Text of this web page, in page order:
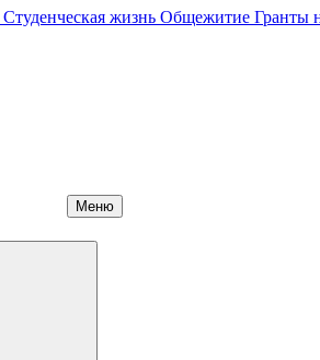
Студенческая жизнь Общежитие Гранты
Меню